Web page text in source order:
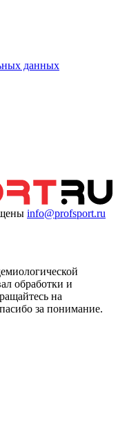
данных
info@profsport.ru
обработки и
на
за понимание.